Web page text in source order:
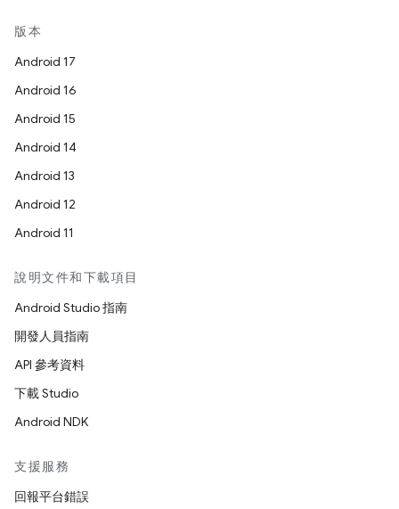
版本
Android 17
Android 16
Android 15
Android 14
Android 13
Android 12
Android 11
說明文件和下載項目
Android Studio 指南
開發人員指南
API 參考資料
下載 Studio
Android NDK
支援服務
回報平台錯誤